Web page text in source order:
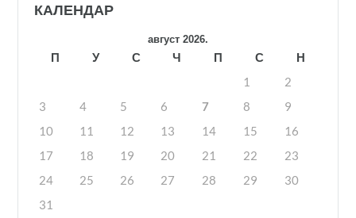
КАЛЕНДАР
август 2026.
П У С Ч П С
Н
1
2
3
4 5 6 7 8
9
10
11 12 13 14 15
16
17
18 19 20 21 22
23
24
25 26 27 28 29
30
31